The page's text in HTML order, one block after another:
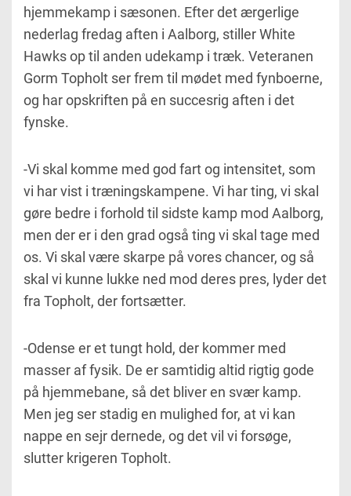
hjemmekamp i sæsonen. Efter det ærgerlige
nederlag fredag aften i Aalborg, stiller White
Hawks op til anden udekamp i træk. Veteranen
Gorm Topholt ser frem til mødet med fynboerne,
og har opskriften på en succesrig aften i det
fynske.
-Vi skal komme med god fart og intensitet, som
vi har vist i træningskampene. Vi har ting, vi skal
gøre bedre i forhold til sidste kamp mod Aalborg,
men der er i den grad også ting vi skal tage med
os. Vi skal være skarpe på vores chancer, og så
skal vi kunne lukke ned mod deres pres, lyder det
fra Topholt, der fortsætter.
-Odense er et tungt hold, der kommer med
masser af fysik. De er samtidig altid rigtig gode
på hjemmebane, så det bliver en svær kamp.
Men jeg ser stadig en mulighed for, at vi kan
nappe en sejr dernede, og det vil vi forsøge,
slutter krigeren Topholt.